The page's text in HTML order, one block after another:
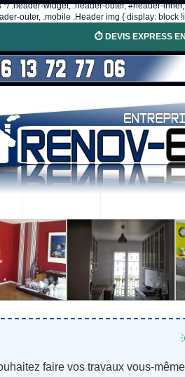
.header-widget, .header-outer, #header-
outer, .mobile .Header img { display: block
⏱️ DEVIS EXPRESS
faire vos travaux vous-